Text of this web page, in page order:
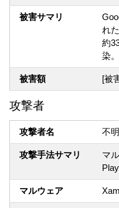
被害サマリ
れ
約
染。
被害額 [被
攻撃者
攻撃者名 不明
攻撃手法サマリ
マ
マルウェア